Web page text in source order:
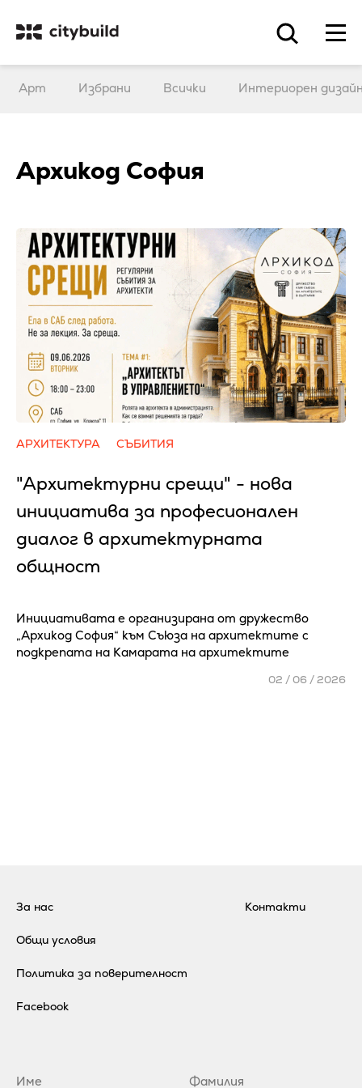
Арт Избрани Всички Интериорен
Архикод София
АРХИТЕКТУРА СЪБИТИЯ
"Архитектурни срещи" - нова
инициатива за професионален
диалог в архитектурната
общност
Инициативата е организирана от дружество
„Архикод София“ към Съюза на архитектите с
подкрепата на Камарата на архитектите
02 / 06 / 2026
За нас
Общи условия
Политика за поверителност
Контакти
Facebook